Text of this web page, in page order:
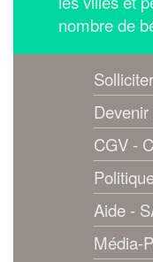
nombre de
CGV -
Aide -
Média-